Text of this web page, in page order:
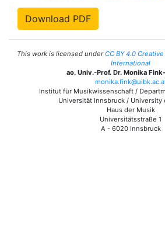
Download PDF
This work is licensed underCC BY 4.0
International
ao. Univ.-Prof. Dr. Monika
Institut für Musikwissenschaft /
Universität Innsbruck / University
Haus der Musik
Universitätsstraße 1
A - 6020 Innsbruck